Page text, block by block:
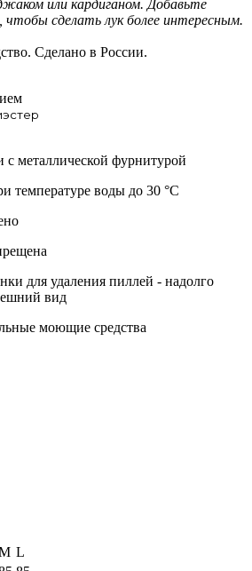
или кардиганом. Добавьте
чтобы сделать лук более интересным.
Сделано в России.
с металлической фурнитурой
температуре воды до 30 °C
для удаления пиллей - надолго
вид
моющие средства
L